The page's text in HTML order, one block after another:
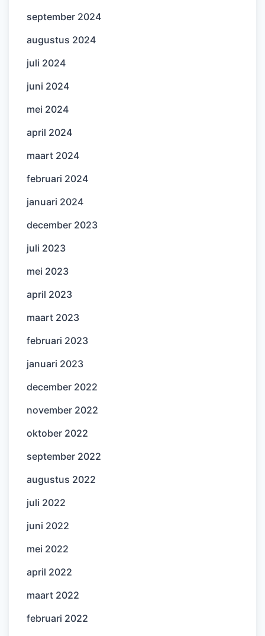
september 2024
augustus 2024
juli 2024
juni 2024
mei 2024
april 2024
maart 2024
februari 2024
januari 2024
december 2023
juli 2023
mei 2023
april 2023
maart 2023
februari 2023
januari 2023
december 2022
november 2022
oktober 2022
september 2022
augustus 2022
juli 2022
juni 2022
mei 2022
april 2022
maart 2022
februari 2022